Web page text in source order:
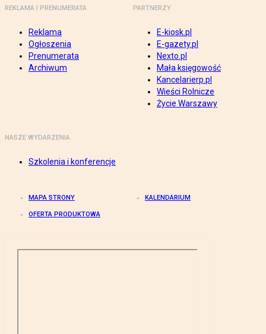
REKLAMA I PRENUMERATA
Reklama
Ogłoszenia
Prenumerata
Archiwum
PARTNERZY
E-kiosk.pl
E-gazety.pl
Nexto.pl
Mała księgowość
Kancelarierp.pl
Wieści Rolnicze
Życie Warszawy
NASZE WYDARZENIA
Szkolenia i konferencje
MAPA STRONY KALENDARIUM
OFERTA PRODUKTOWA